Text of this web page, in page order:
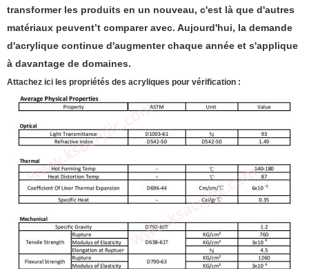
transformer les produits en un nouveau, c'est là que d'autres
matériaux peuvent’t comparer avec. Aujourd'hui, la demande
d'acrylique continue d'augmenter chaque année et s'applique
à davantage de domaines.
Attachez ici les propriétés des acryliques pour vérification :